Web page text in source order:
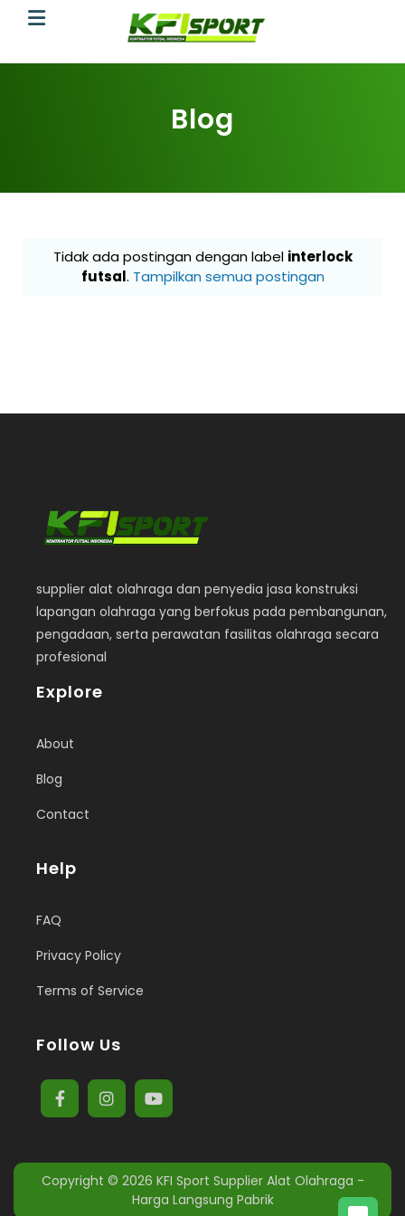
Blog
Tidak ada postingan dengan label interlock
futsal. Tampilkan semua postingan
supplier alat olahraga dan penyedia jasa konstruksi
lapangan olahraga yang berfokus pada pembangunan,
pengadaan, serta perawatan fasilitas olahraga secara
profesional
Explore
About
Blog
Contact
Help
FAQ
Privacy Policy
Terms of Service
Follow Us
Copyright © 2026 KFI Sport Supplier Alat Olahraga -
Harga Langsung Pabrik